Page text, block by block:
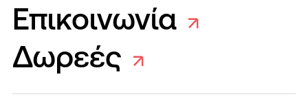
Επικοινωνία
Δωρεές